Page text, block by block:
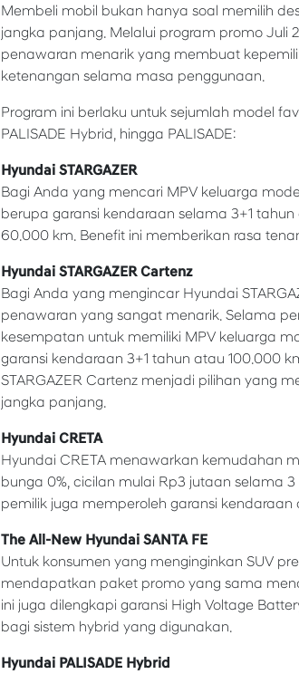
Membeli mobil bukan hanya soal memilih
jangka panjang. Melalui program promo Juli
penawaran menarik yang membuat
ketenangan selama masa penggunaan.
Program ini berlaku untuk sejumlah model
PALISADE Hybrid, hingga PALISADE:
Hyundai STARGAZER
Bagi Anda yang mencari MPV keluarga
berupa garansi kendaraan selama 3+1
60.000 km. Benefit ini memberikan rasa
Hyundai STARGAZER Cartenz
Bagi Anda yang mengincar Hyundai
penawaran yang sangat menarik. Selama
kesempatan untuk memiliki MPV keluarga
garansi kendaraan 3+1 tahun atau 100.000
STARGAZER Cartenz menjadi pilihan yang
jangka panjang.
Hyundai CRETA
Hyundai CRETA menawarkan kemudahan
bunga 0%, cicilan mulai Rp3 jutaan selama
pemilik juga memperoleh garansi
The All-New Hyundai SANTA FE
Untuk konsumen yang menginginkan SUV
mendapatkan paket promo yang sama
ini juga dilengkapi garansi High Voltage
bagi sistem hybrid yang digunakan.
Hyundai PALISADE Hybrid